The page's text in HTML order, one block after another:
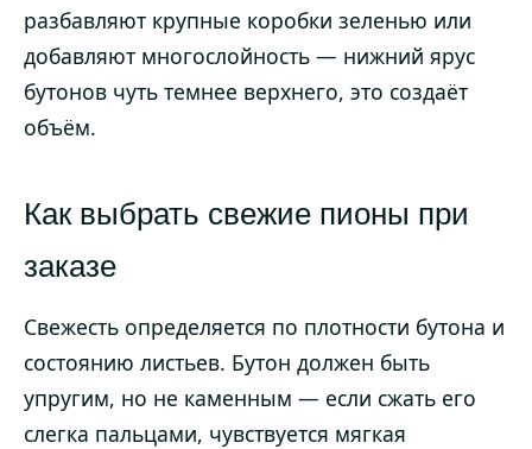
разбавляют крупные коробки зеленью или
добавляют многослойность — нижний ярус
бутонов чуть темнее верхнего, это создаёт
объём.
Как выбрать свежие пионы при
заказе
Свежесть определяется по плотности бутона и
состоянию листьев. Бутон должен быть
упругим, но не каменным — если сжать его
слегка пальцами, чувствуется мягкая